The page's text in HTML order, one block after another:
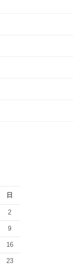
日
2
9
16
23